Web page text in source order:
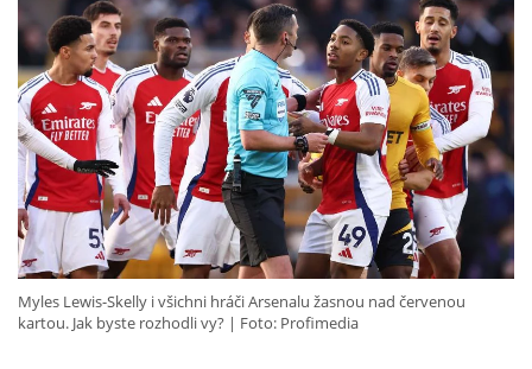
Myles Lewis-Skelly i všichni hráči Arsenalu žasnou nad červenou
kartou. Jak byste rozhodli vy?
Foto: Profimedia